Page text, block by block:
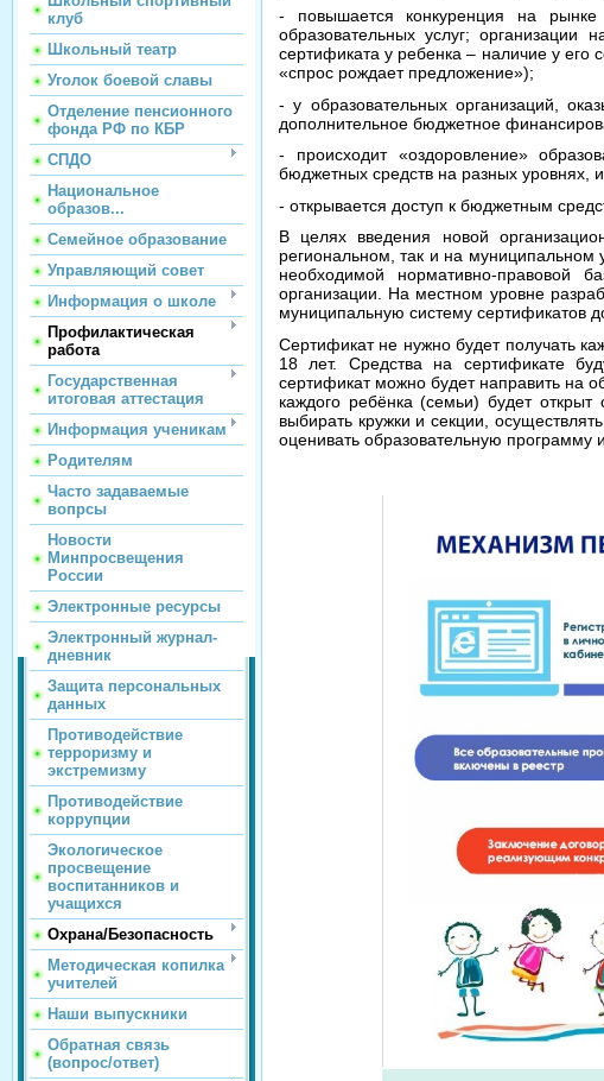
клуб
Школьный театр
Уголок боевой славы
Отделение пенсионного
фонда РФ по КБР
СПДО
Национальное
образов...
Семейное образование
Управляющий совет
Информация о школе
Профилактическая
работа
Государственная
итоговая аттестация
Информация ученикам
Родителям
Часто задаваемые
вопрсы
Новости
Минпросвещения
России
Электронные ресурсы
Электронный журнал-
дневник
Защита персональных
данных
Противодействие
терроризму и
экстремизму
Противодействие
коррупции
Экологическое
просвещение
воспитанников и
учащихся
Охрана/Безопасность
Методическая копилка
учителей
Наши выпускники
Обратная связь
(вопрос/ответ)
- повышается конкуренция на рынке
образовательных услуг; организации
сертификата у ребенка – наличие у
«спрос рождает предложение»);
- у образовательных организаций,
дополнительное бюджетное
- происходит «оздоровление»
бюджетных средств на разных уровнях,
- открывается доступ к бюджетным
В целях введения новой
региональном, так и на муниципальном
необходимой нормативно-правовой
организации. На местном уровне
муниципальную систему сертификатов
Сертификат не нужно будет получать
18 лет. Средства на сертификате
сертификат можно будет направить на
каждого ребёнка (семьи) будет
выбирать кружки и секции,
оценивать образовательную программу